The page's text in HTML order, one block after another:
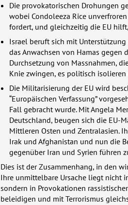
Die provokatorischen Drohungen
wobei Condoleeza Rice
fordert, und gleichzeitig die EU
Israel beruft sich mit Unterstützung
das Anwachsen von Hamas gegen
Durchsetzung von Massnahmen,
Knie zwingen, es politisch
Die Militarisierung der EU wird
“Europäischen Verfassung”
Fall gebracht wurde. Mit Angela
Deutschland, beugen sich die EU-
Mittleren Osten und Zentralasien.
Irak und Afghanistan und nun die
gegenüber Iran und Syrien führen
Dies ist der Zusammenhang, in den
Ihre unmittelbare Ursache liegt nicht
sondern in Provokationen
beleidigen und mit Terrorismus